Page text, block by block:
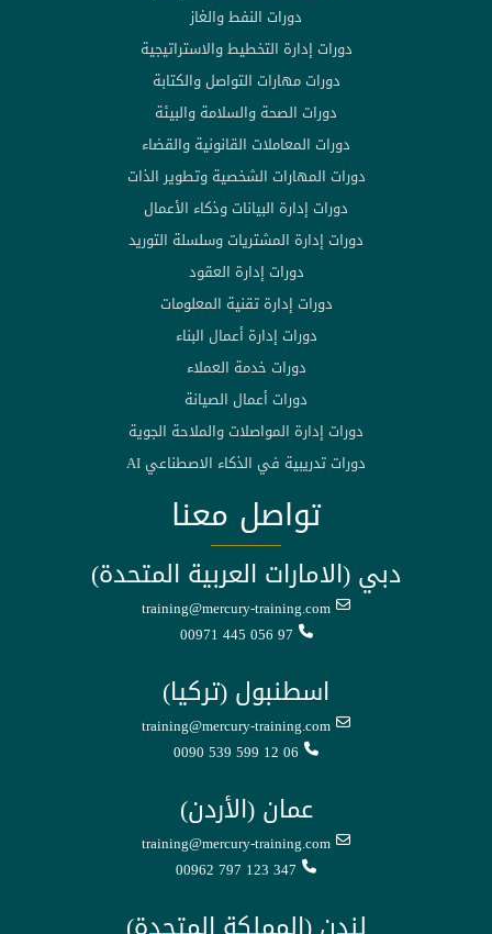
دورات النفط والغاز
دورات إدارة التخطيط والاستراتيجية
دورات مهارات التواصل والكتابة
دورات الصحة والسلامة والبيئة
دورات المعاملات القانونية والقضاء
دورات المهارات الشخصية وتطوير الذات
دورات إدارة البيانات وذكاء الأعمال
دورات إدارة المشتريات وسلسلة التوريد
دورات إدارة العقود
دورات إدارة تقنية المعلومات
دورات إدارة أعمال البناء
دورات خدمة العملاء
دورات أعمال الصيانة
دورات إدارة المواصلات والملاحة الجوية
دورات تدريبية في الذكاء الاصطناعي AI
تواصل معنا
دبي (الامارات العربية المتحدة)
training@mercury-training.com
00971 445 056 97
اسطنبول (تركيا)
training@mercury-training.com
0090 539 599 12 06
عمان (الأردن)
training@mercury-training.com
00962 797 123 347